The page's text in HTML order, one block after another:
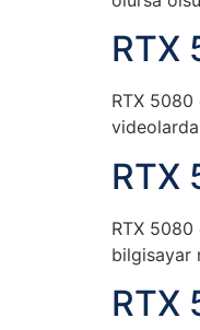
RTX
RTX
RTX
RTX 5080
bilgisayar
RTX